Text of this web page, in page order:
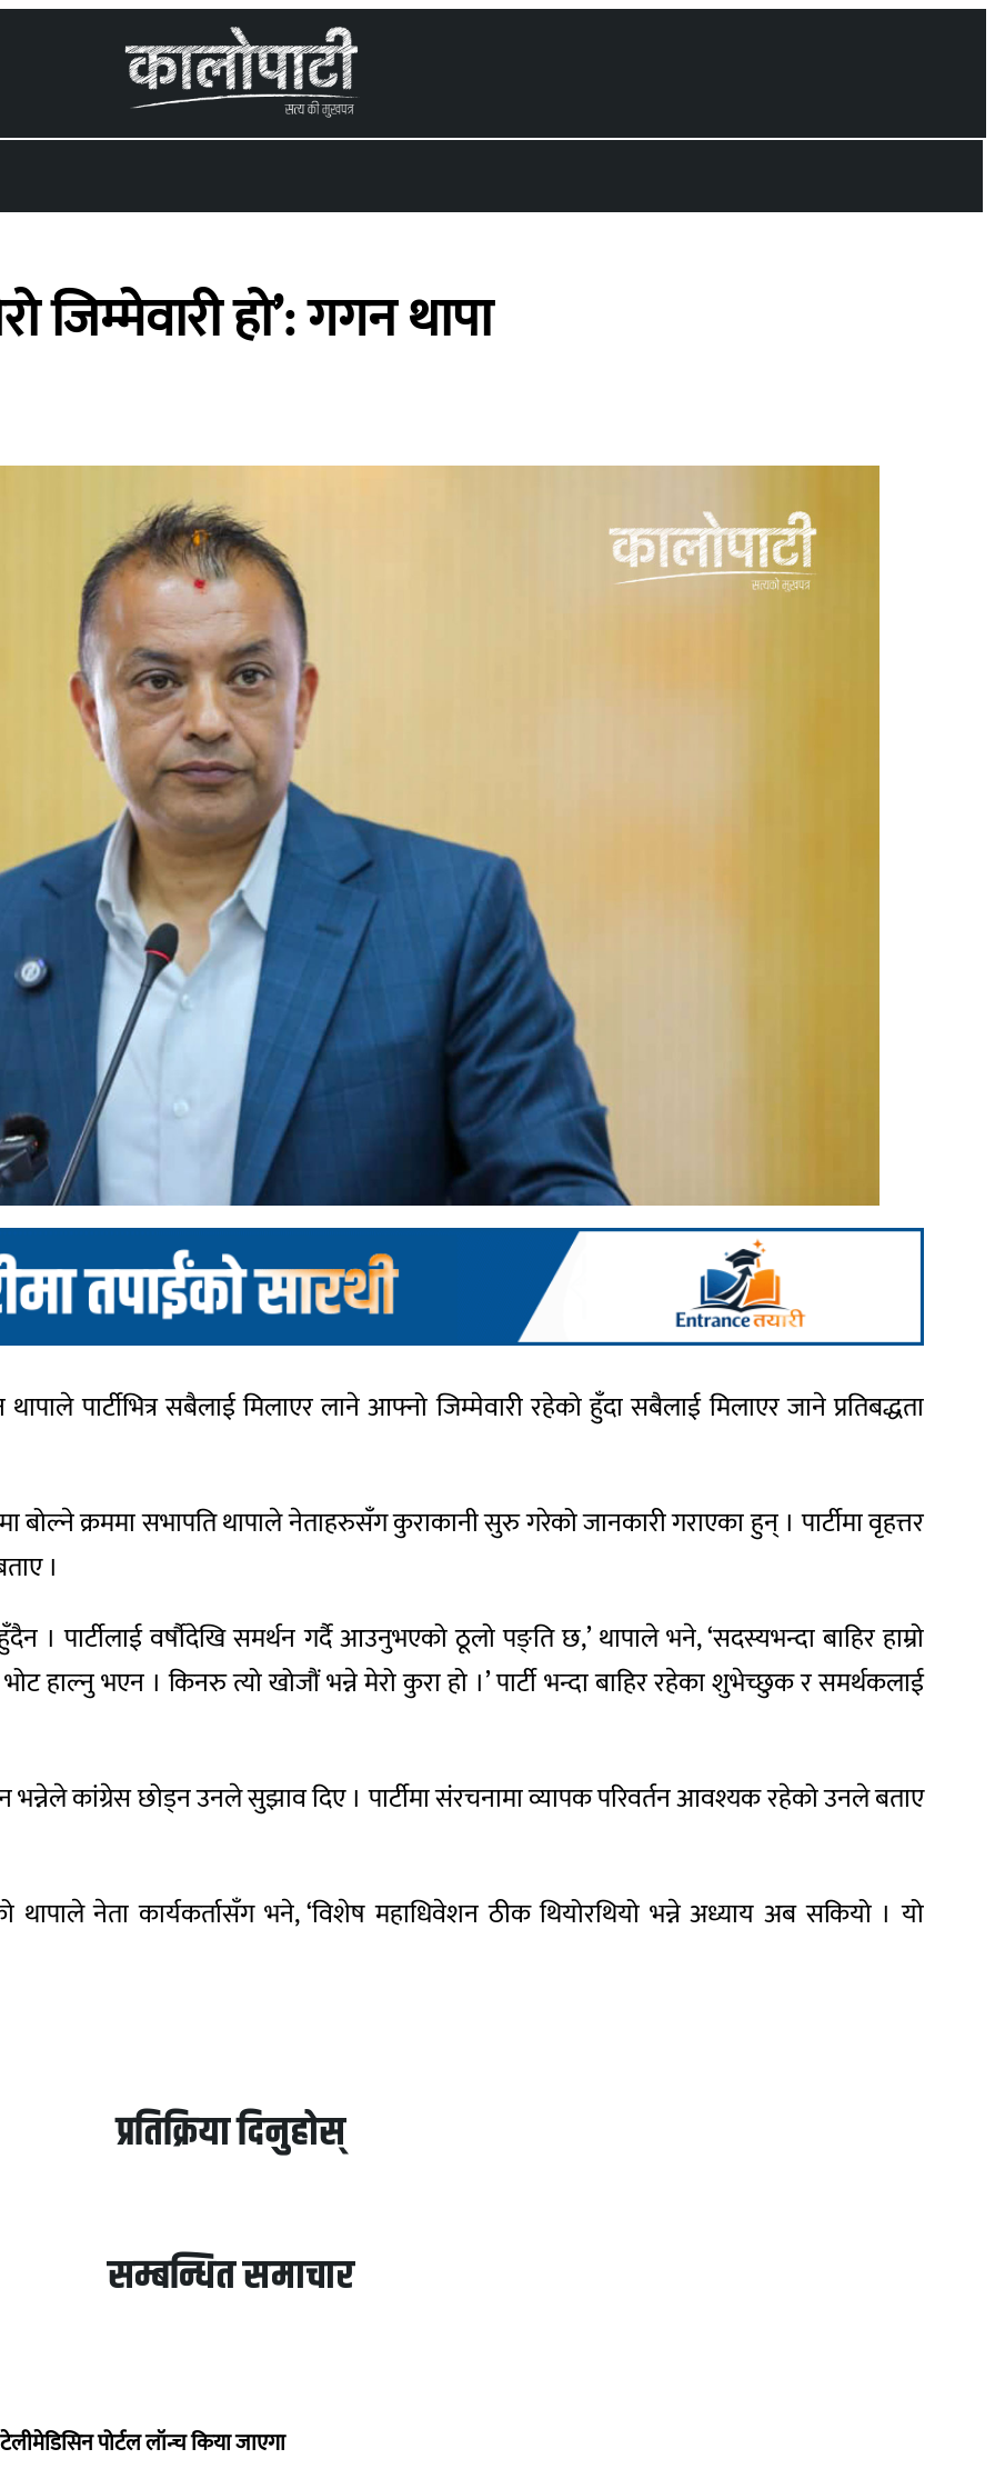
जिम्मेवारी हो’: गगन थापा
पार्टीभित्र सबैलाई मिलाएर लाने आफ्नो जिम्मेवारी रहेको हुँदा सबैलाई मिलाएर जाने प्रतिबद्धता
बोल्ने क्रममा सभापति थापाले नेताहरुसँग कुराकानी सुरु गरेको जानकारी गराएका हुन् । पार्टीमा वृहत्तर
।
हुँदैन । पार्टीलाई वर्षौदेखि समर्थन गर्दै आउनुभएको ठूलो पङ्ति छ,’ थापाले भने, ‘सदस्यभन्दा बाहिर हाम्रो
हाल्नु भएन । किनरु त्यो खोजौं भन्ने मेरो कुरा हो ।’ पार्टी भन्दा बाहिर रहेका शुभेच्छुक र समर्थकलाई
भन्नेले कांग्रेस छोड्न उनले सुझाव दिए । पार्टीमा संरचनामा व्यापक परिवर्तन आवश्यक रहेको उनले बताए
थापाले नेता कार्यकर्तासँग भने, ‘विशेष महाधिवेशन ठीक थियोरथियो भन्ने अध्याय अब सकियो । यो
प्रतिक्रिया दिनुहोस्
सम्बन्धित समाचार
टेलीमेडिसिन पोर्टल लॉन्च किया जाएगा